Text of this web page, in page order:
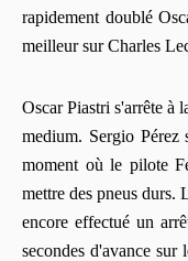
rapidement doublé
meilleur sur Charles
Oscar Piastri s'arrête à
medium. Sergio Pérez
moment où le pilote
mettre des pneus durs.
encore effectué un
secondes d'avance